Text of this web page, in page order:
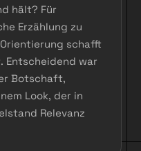
hält? Für
Erzählung zu
schafft
Entscheidend war
Botschaft,
Look, der in
Relevanz